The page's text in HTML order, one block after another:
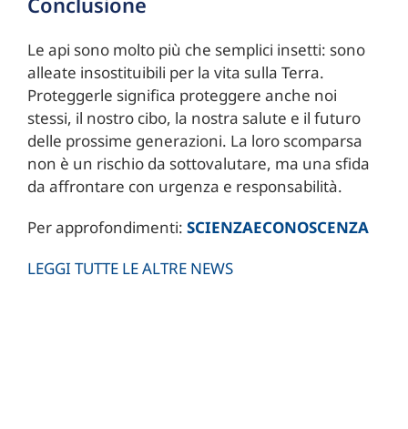
Le api sono molto più che semplici insetti: sono
alleate insostituibili per la vita sulla Terra.
Proteggerle significa proteggere anche noi
stessi, il nostro cibo, la nostra salute e il futuro
delle prossime generazioni. La loro scomparsa
non è un rischio da sottovalutare, ma una sfida
da affrontare con urgenza e responsabilità.
Per approfondimenti: SCIENZAECONOSCENZA
LEGGI TUTTE LE ALTRE NEWS